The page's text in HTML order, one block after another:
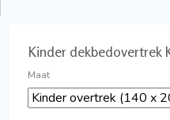
Kinder dekbedovertrek
Maat